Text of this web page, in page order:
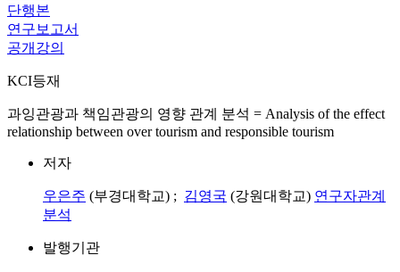
단행본
연구보고서
공개강의
KCI등재
과잉관광과 책임관광의 영향 관계 분석 = Analysis of the effect
relationship between over tourism and responsible tourism
저자
우은주 (부경대학교) ; 김영국 (강원대학교) 연구자관계
분석
발행기관